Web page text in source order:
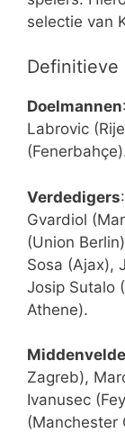
selectie van
Definitieve
Doelmannen
Labrovic
Verdedigers
Gvardiol
(Union
Sosa (Ajax),
Josip Sutalo
Athene).
Zagreb),
Ivanusec
(Manchester